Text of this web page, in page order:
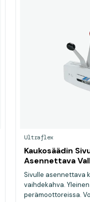
Ultraflex
Kaukosäädin
Asennettava
Vipua
Sivulle asennettava
vaihdekahva.
perämoottoreissa.